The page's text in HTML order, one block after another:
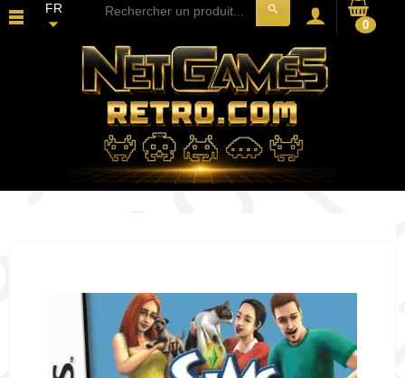
FR
search
0